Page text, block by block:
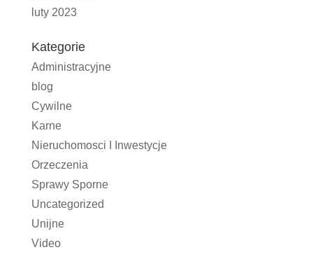
luty 2023
Kategorie
Administracyjne
blog
Cywilne
Karne
Nieruchomosci I Inwestycje
Orzeczenia
Sprawy Sporne
Uncategorized
Unijne
Video